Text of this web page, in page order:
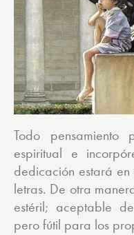
Todo
espiritual e
dedicación estará
letras. De otra
estéril; aceptable
pero fútil para los